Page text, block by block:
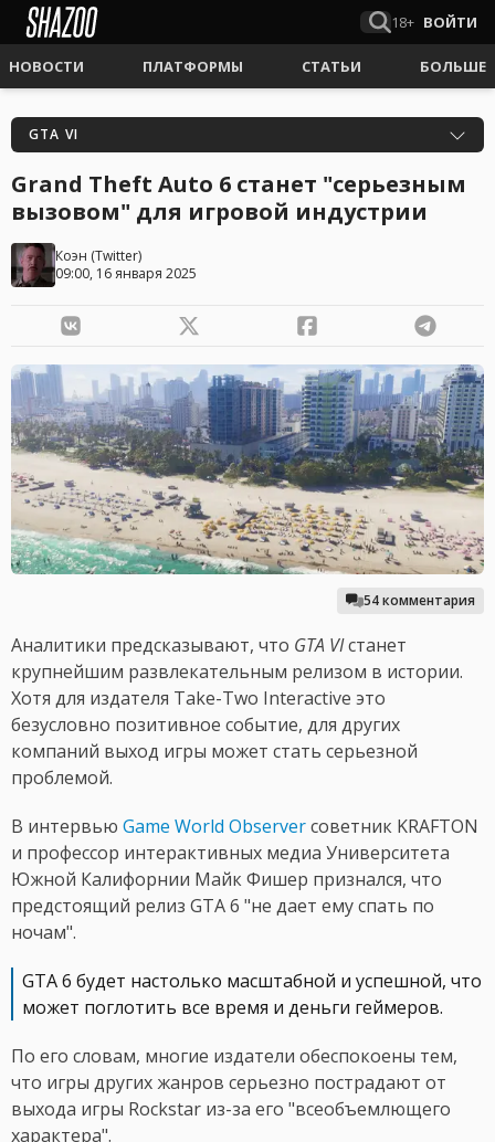
18+ ВОЙТИ
НОВОСТИ ПЛАТФОРМЫ СТАТЬИ БОЛЬШЕ
GTA VI
Grand Theft Auto 6 станет "серьезным
вызовом" для игровой индустрии
Коэн (Twitter)
09:00, 16 января 2025
54 комментария
Аналитики предсказывают, что GTA VIстанет
крупнейшим развлекательным релизом в истории.
Хотя для издателя Take-Two Interactive это
безусловно позитивное событие, для других
компаний выход игры может стать серьезной
проблемой.
В интервью Game World Observerсоветник KRAFTON
и профессор интерактивных медиа Университета
Южной Калифорнии Майк Фишер признался, что
предстоящий релиз GTA 6 "не дает ему спать по
ночам".
GTA 6 будет настолько масштабной и успешной, что
может поглотить все время и деньги геймеров.
По его словам, многие издатели обеспокоены тем,
что игры других жанров серьезно пострадают от
выхода игры Rockstar из-за его "всеобъемлющего
характера".